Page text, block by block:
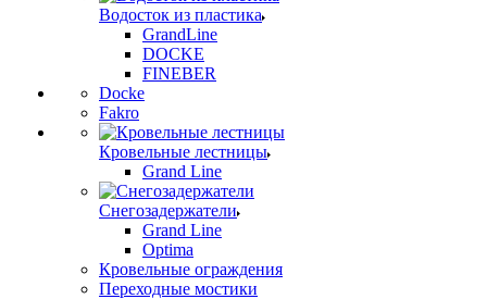
Водосток из пластика
GrandLine
DOCKE
FINEBER
Docke
Fakro
Кровельные лестницы
Grand Line
Снегозадержатели
Grand Line
Optima
Кровельные ограждения
Переходные мостики